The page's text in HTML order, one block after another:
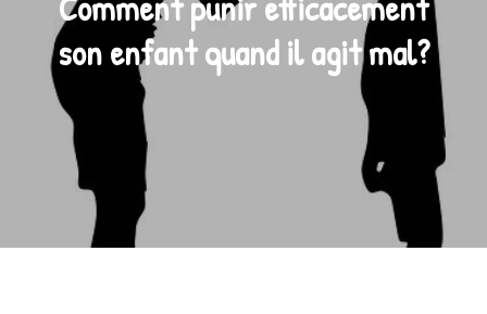
son enfant quand il agit mal?